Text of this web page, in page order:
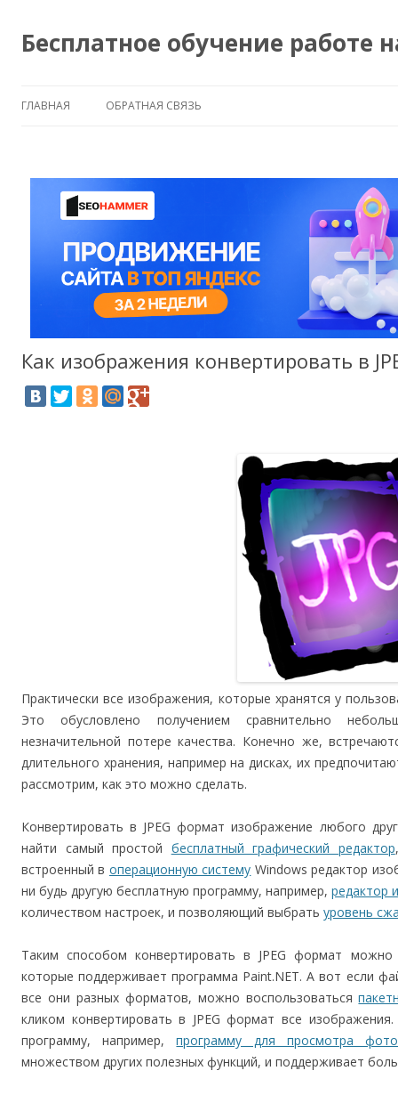
Бесплатное обучение работе
ГЛАВНАЯ ОБРАТНАЯ СВЯЗЬ
Как изображения конвертировать в
Практически все изображения, которые хранятся у
Это обусловлено получением сравнительно
незначительной потере качества. Конечно же,
длительного хранения, например на дисках, их
рассмотрим, как это можно сделать.
Конвертировать в JPEG формат изображение любого
найти самый простой бесплатный графический редактор
встроенный в операционную систему Windows редактор
ни будь другую бесплатную программу, например,редактор
количеством настроек, и позволяющий выбрать уровень
Таким способом конвертировать в JPEG формат
которые поддерживает программа Paint.NET. А вот если
все они разных форматов, можно воспользоваться
кликом конвертировать в JPEG формат все
программу, например,программу для просмотра
множеством других полезных функций, и поддерживает